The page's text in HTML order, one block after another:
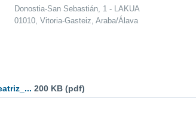
Donostia-San Sebastián, 1 - LAKUA
01010, Vitoria-Gasteiz, Araba/Álava
200 KB (pdf)